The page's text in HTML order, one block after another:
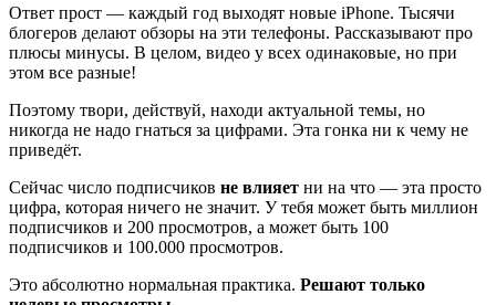
Ответ прост — каждый год выходят новые iPhone. Тысячи
блогеров делают обзоры на эти телефоны. Рассказывают про
плюсы минусы. В целом, видео у всех одинаковые, но при
этом все разные!
Поэтому твори, действуй, находи актуальной темы, но
никогда не надо гнаться за цифрами. Эта гонка ни к чему не
приведёт.
Сейчас число подписчиков не влияет ни на что — эта просто
цифра, которая ничего не значит. У тебя может быть миллион
подписчиков и 200 просмотров, а может быть 100
подписчиков и 100.000 просмотров.
Это абсолютно нормальная практика. Решают только